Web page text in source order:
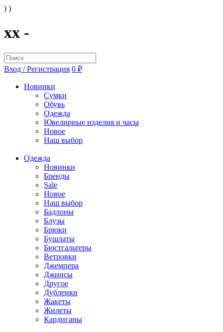
) )
xx -
Вход / Регистрация 0 ₽
Новинки
Сумки
Обувь
Одежда
Ювелирные изделия и часы
Новое
Наш выбор
Одежда
Новинки
Бренды
Sale
Новое
Наш выбор
Бадлоны
Блузы
Брюки
Бушлаты
Бюстгальтеры
Ветровки
Джемпера
Джинсы
Другое
Дубленки
Жакеты
Жилеты
Кардиганы